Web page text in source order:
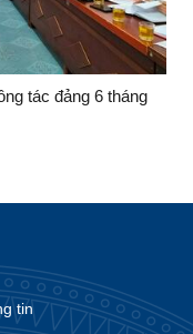
tác đảng 6 tháng
tin